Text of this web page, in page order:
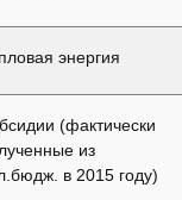
энергия
(фактически
из
в 2015 году)